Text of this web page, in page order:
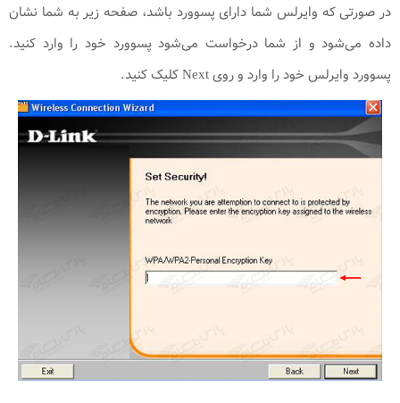
در صورتی که وایرلس شما دارای پسوورد باشد، صفحه زیر به شما نشان
داده می‌شود و از شما درخواست می‌شود پسوورد خود را وارد کنید.
پسوورد وایرلس خود را وارد و روی Next کلیک کنید.